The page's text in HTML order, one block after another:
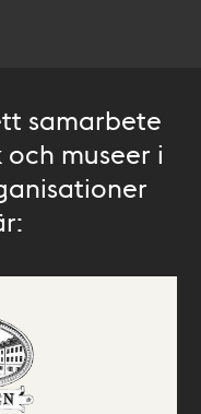
samarbete
museer i